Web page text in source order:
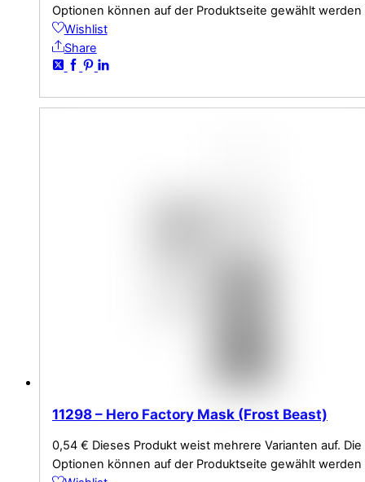
Optionen können auf der Produktseite gewählt werden
Wishlist
Share
11298 – Hero Factory Mask (Frost Beast)
0,54 € Dieses Produkt weist mehrere Varianten auf. Die
Optionen können auf der Produktseite gewählt werden